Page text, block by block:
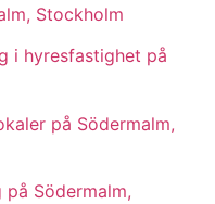
Stockholm
i hyresfastighet på
på Södermalm,
Södermalm,